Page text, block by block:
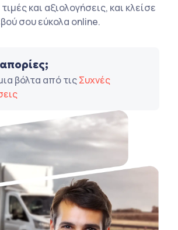
και αξιολογήσεις, και κλείσε
σου εύκολα online.
βόλτα από τιςΣυχνές